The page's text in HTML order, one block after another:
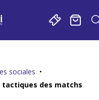
page
sociales
tactiques des matchs